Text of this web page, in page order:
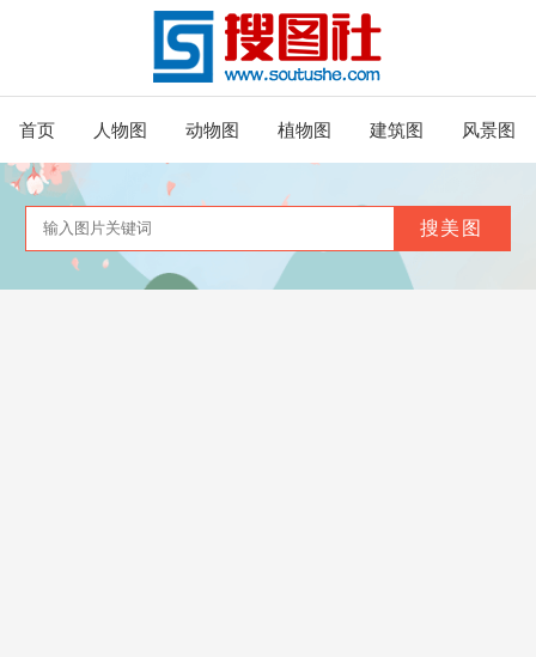
首页 人物图 动物图 植物图 建筑图 风景图